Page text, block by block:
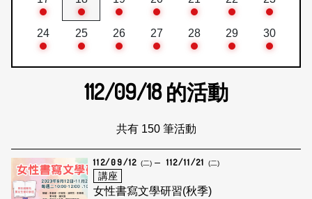
24 25 26 27 28 29 30
112/09/18的活動
共有 150 筆活動
112/09/12 (二) 112/11/21 (二)
講座
女性書寫文學研習(秋季)